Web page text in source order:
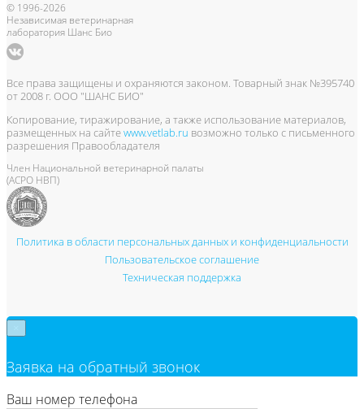
© 1996-2026
Независимая ветеринарная
лаборатория Шанс Био
Все права защищены и охраняются законом. Товарный знак №395740
от 2008 г. ООО "ШАНС БИО"
Копирование, тиражирование, а также использование материалов,
размещенных на сайтеwww.vetlab.ru возможно только с письменного
разрешения Правообладателя
Член Национальной ветеринарной палаты
(АСРО НВП)
Политика в области персональных данных и конфиденциальности
Пользовательское соглашение
Техническая поддержка
Заявка на обратный звонок
Ваш номер телефона